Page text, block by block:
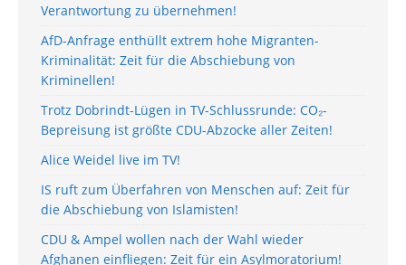
Verantwortung zu übernehmen!
AfD-Anfrage enthüllt extrem hohe Migranten-
Kriminalität: Zeit für die Abschiebung von
Kriminellen!
Trotz Dobrindt-Lügen in TV-Schlussrunde: CO₂-
Bepreisung ist größte CDU-Abzocke aller Zeiten!
Alice Weidel live im TV!
IS ruft zum Überfahren von Menschen auf: Zeit für
die Abschiebung von Islamisten!
CDU & Ampel wollen nach der Wahl wieder
Afghanen einfliegen: Zeit für ein Asylmoratorium!